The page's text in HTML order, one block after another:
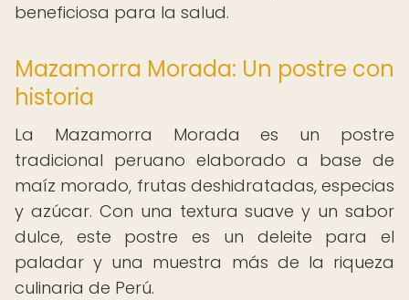
beneficiosa para la salud.
Mazamorra Morada: Un postre con
historia
La Mazamorra Morada es un postre
tradicional peruano elaborado a base de
maíz morado, frutas deshidratadas, especias
y azúcar. Con una textura suave y un sabor
dulce, este postre es un deleite para el
paladar y una muestra más de la riqueza
culinaria de Perú.